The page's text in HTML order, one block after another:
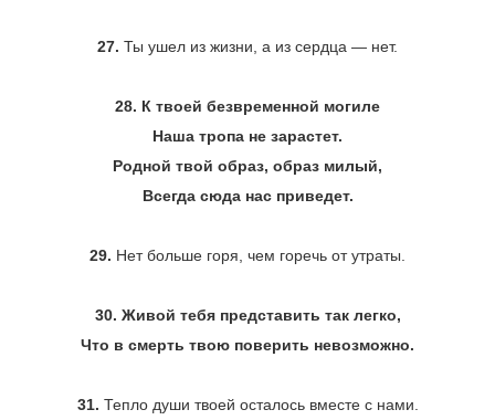
27. Ты ушел из жизни, а из сердца ― нет.
28. К твоей безвременной могиле
Наша тропа не зарастет.
Родной твой образ, образ милый,
Всегда сюда нас приведет.
29. Нет больше горя, чем горечь от утраты.
30. Живой тебя представить так легко,
Что в смерть твою поверить невозможно.
31. Тепло души твоей осталось вместе с нами.